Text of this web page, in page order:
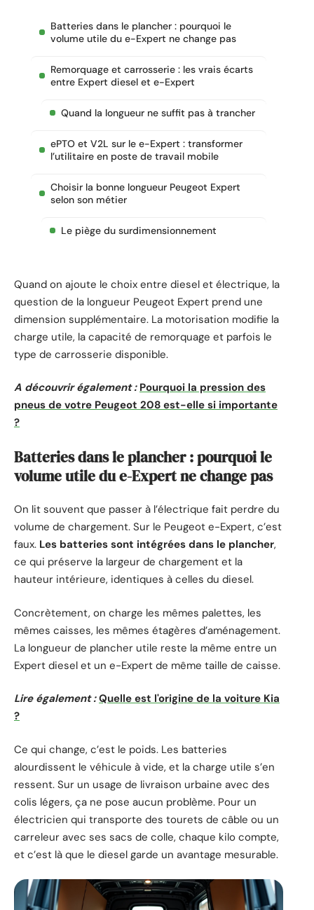
Batteries dans le plancher : pourquoi le
volume utile du e-Expert ne change pas
Remorquage et carrosserie : les vrais écarts
entre Expert diesel et e-Expert
Quand la longueur ne suffit pas à trancher
ePTO et V2L sur le e-Expert : transformer
l’utilitaire en poste de travail mobile
Choisir la bonne longueur Peugeot Expert
selon son métier
Le piège du surdimensionnement
Quand on ajoute le choix entre diesel et électrique, la
question de la longueur Peugeot Expert prend une
dimension supplémentaire. La motorisation modifie la
charge utile, la capacité de remorquage et parfois le
type de carrosserie disponible.
A découvrir également : Pourquoi la pression des
pneus de votre Peugeot 208 est-elle si importante
?
Batteries dans le plancher : pourquoi le
volume utile du e-Expert ne change pas
On lit souvent que passer à l’électrique fait perdre du
volume de chargement. Sur le Peugeot e-Expert, c’est
faux. Les batteries sont intégrées dans le plancher,
ce qui préserve la largeur de chargement et la
hauteur intérieure, identiques à celles du diesel.
Concrètement, on charge les mêmes palettes, les
mêmes caisses, les mêmes étagères d’aménagement.
La longueur de plancher utile reste la même entre un
Expert diesel et un e-Expert de même taille de caisse.
Lire également : Quelle est l'origine de la voiture Kia
?
Ce qui change, c’est le poids. Les batteries
alourdissent le véhicule à vide, et la charge utile s’en
ressent. Sur un usage de livraison urbaine avec des
colis légers, ça ne pose aucun problème. Pour un
électricien qui transporte des tourets de câble ou un
carreleur avec ses sacs de colle, chaque kilo compte,
et c’est là que le diesel garde un avantage mesurable.